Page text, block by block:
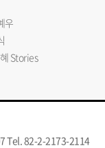
우
Stories
Tel. 82-2-2173-2114